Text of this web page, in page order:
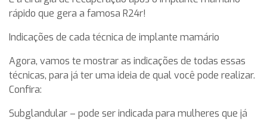
rápido que gera a famosa R24r!
Indicações de cada técnica de implante mamário
Agora, vamos te mostrar as indicações de todas essas
técnicas, para já ter uma ideia de qual você pode realizar.
Confira:
Subglandular – pode ser indicada para mulheres que já